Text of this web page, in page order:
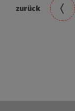
zurück